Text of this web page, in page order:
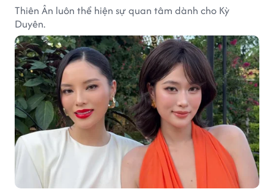
Thiên Ân luôn thể hiện sự quan tâm dành cho Kỳ
Duyên.